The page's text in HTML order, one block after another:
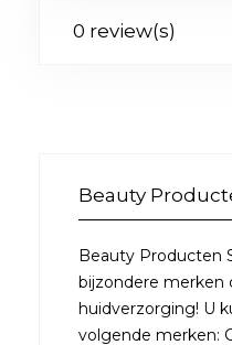
0 review(s)
Beauty
Beauty Producten
bijzondere merken
huidverzorging! U
volgende merken: